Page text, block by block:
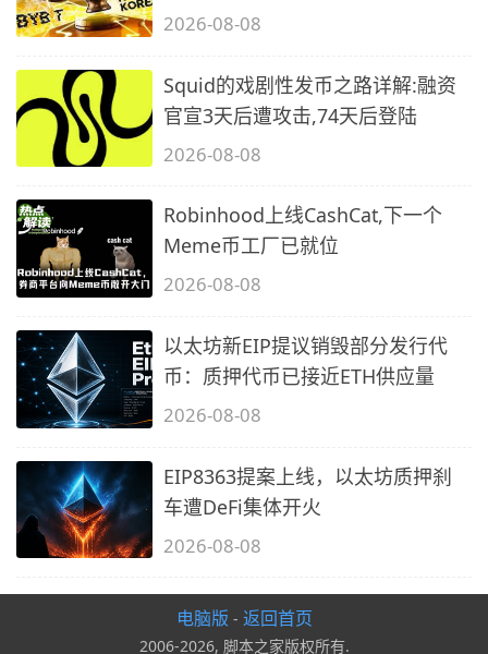
2026-08-08
Squid的戏剧性发币之路详解:融资
官宣3天后遭攻击,74天后登陆
2026-08-08
Robinhood上线CashCat,下一个
Meme币工厂已就位
2026-08-08
以太坊新EIP提议销毁部分发行代
币：质押代币已接近ETH供应量
2026-08-08
EIP8363提案上线，以太坊质押刹
车遭DeFi集体开火
2026-08-08
电脑版 - 返回首页
2006-2026, 脚本之家版权所有.